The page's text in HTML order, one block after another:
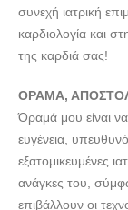
doctors4u.gr
ΚΑΡΔΙΟΛΟΓΟΣ
doctors4u.gr
doctors4u.gr
ΚΑΡΔΙΟΛΟΓΟΣ
doctors4u.gr
ΚΑΡΔΙΟΛΟΓΟΣ
doctors4u.gr
συνεχή ιατρική
καρδιολογία και
της καρδιά σας!
ΟΡΑΜΑ,
Όραμά μου είναι
ευγένεια,
εξατομικευμένες
ανάγκες του,
επιβάλλουν οι